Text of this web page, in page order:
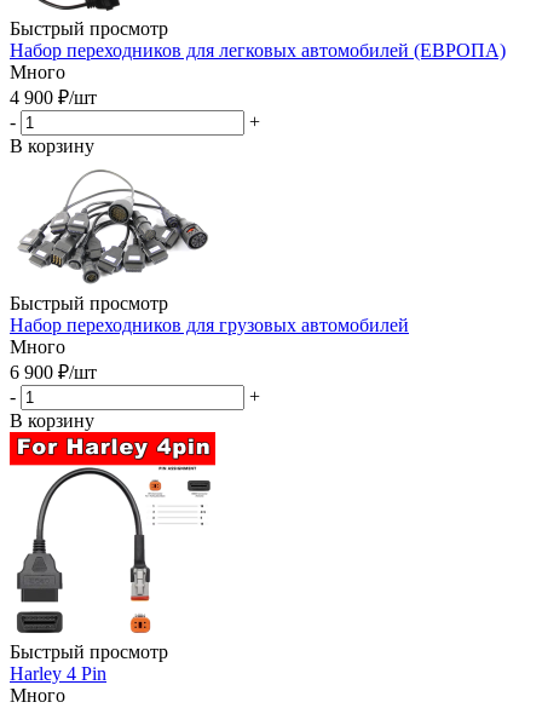
Быстрый просмотр
Набор переходников для легковых автомобилей (ЕВРОПА)
Много
4 900 ₽/шт
-
+
В корзину
Быстрый просмотр
Набор переходников для грузовых автомобилей
Много
6 900 ₽/шт
-
+
В корзину
Быстрый просмотр
Harley 4 Pin
Много